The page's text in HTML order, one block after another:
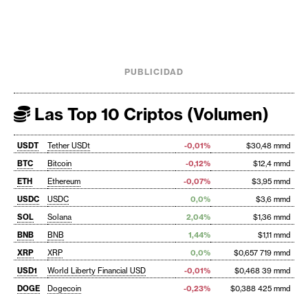
PUBLICIDAD
Las Top 10 Criptos (Volumen)
USDT Tether USDt -0,01%
$30,48 mmd
BTC
Bitcoin -0,12%
$12,4 mmd
ETH
Ethereum -0,07%
$3,95 mmd
USDC
USDC 0,0%
$3,6 mmd
SOL
Solana 2,04%
$1,36 mmd
BNB
BNB 1,44%
$1,11 mmd
XRP
XRP 0,0%
$0,657 719 mmd
USD1
World Liberty Financial USD -0,01%
$0,468 39 mmd
DOGE
Dogecoin -0,23%
$0,388 425 mmd